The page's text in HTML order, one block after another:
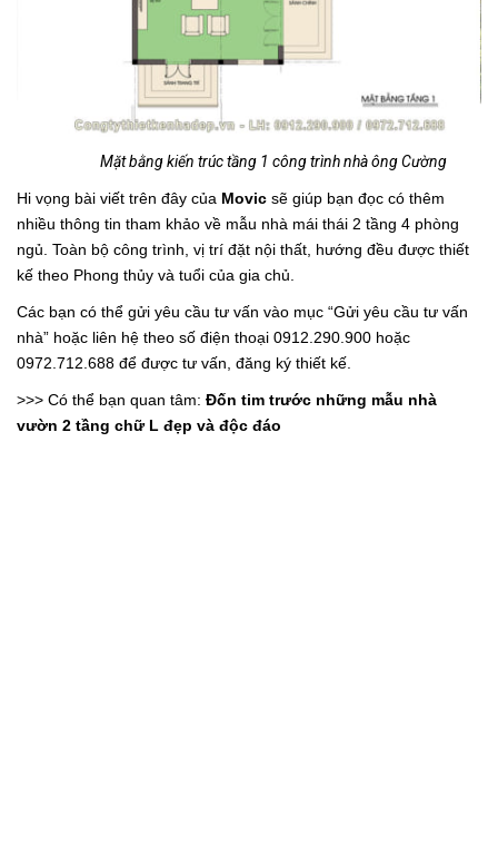
Mặt bằng kiến trúc tầng 1 công trình nhà ông Cường
Hi vọng bài viết trên đây của Movic sẽ giúp bạn đọc có thêm
nhiều thông tin tham khảo về mẫu nhà mái thái 2 tầng 4 phòng
ngủ. Toàn bộ công trình, vị trí đặt nội thất, hướng đều được thiết
kế theo Phong thủy và tuổi của gia chủ.
Các bạn có thể gửi yêu cầu tư vấn vào mục “Gửi yêu cầu tư vấn
nhà” hoặc liên hệ theo số điện thoại 0912.290.900 hoặc
0972.712.688 để được tư vấn, đăng ký thiết kế.
>>> Có thể bạn quan tâm: Đốn tim trước những mẫu nhà
vườn 2 tầng chữ L đẹp và độc đáo